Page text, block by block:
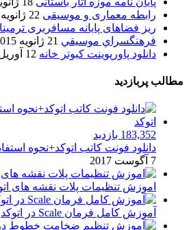
رابطه معماری و موسیقی 22 ژانویه 2015
ریز فضاهای پایانه مسافربری
فرهنگسراي موسيقي 21 ژانویه 2015
دانلود پاورپوینت کبوتر خانه 12 آوریل 2015
مطالب پربازدید
183,352 بازدید
دانلود فونت کاتب اتوکد+نحوه
7 آگوست 2017
اموزش تنظیمات پلات نقشه های
آموزش کامل فرمان Scale در اتوکد